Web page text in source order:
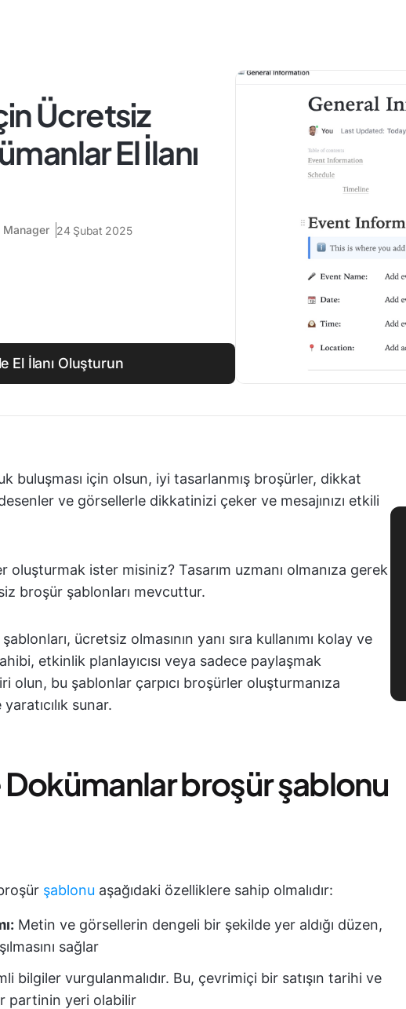
Ücretsiz
El İlanı
24 Şubat 2025
El İlanı Oluşturun
buluşması için olsun, iyi tasarlanmış broşürler, dikkat
ve görsellerle dikkatinizi çeker ve mesajınızı etkili
ister misiniz? Tasarım uzmanı olmanıza gerek
broşür şablonları mevcuttur.
ücretsiz olmasının yanı sıra kullanımı kolay ve
etkinlik planlayıcısı veya sadece paylaşmak
olun, bu şablonlar çarpıcı broşürler oluşturmanıza
sunar.
broşür şablonu
şablonu aşağıdaki özelliklere sahip olmalıdır:
Metin ve görsellerin dengeli bir şekilde yer aldığı düzen,
sağlar
bilgiler vurgulanmalıdır. Bu, çevrimiçi bir satışın tarihi ve
partinin yeri olabilir